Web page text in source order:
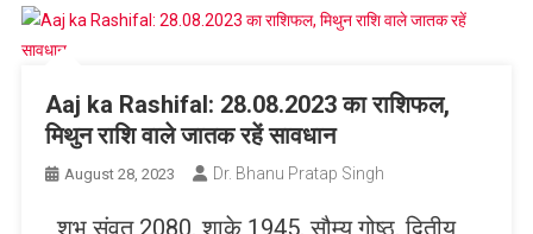
Aaj ka Rashifal: 28.08.2023 का राशिफल,
मिथुन राशि वाले जातक रहें सावधान
August 28, 2023 Dr. Bhanu Pratap Singh
शुभ संवत 2080, शाके 1945, सौम्य गोष्ठ, द्वितीय